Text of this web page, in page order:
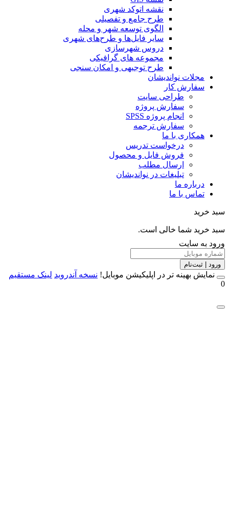
نقشه اتوکد شهری
طرح جامع و تفصیلی
الگوی توسعه شهر و محله
سایر فایل‌ها و طرح‌های شهری
دروس شهرسازی
مجموعه های گرافیکی
طرح توجیهی و امکان سنجی
مجلات نواندیشان
سفارش کار
طراحی سایت
سفارش پروژه
انجام پروژه SPSS
سفارش ترجمه
همکاری با ما
درخواست تدریس
فروش فایل و محصول
ارسال مطلب
تبلیغات در نواندیشان
درباره ما
تماس با ما
خرید شما خالی است.
به سایت
| ثبت‌نام
بهینه تر در اپلیکیشن موبایل!نسخه آندروید لینک مستقیم